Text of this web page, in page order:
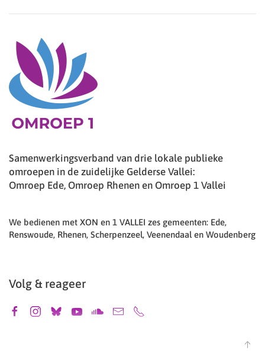
Samenwerkingsverband van drie lokale publieke
omroepen in de zuidelijke Gelderse Vallei:
Omroep Ede, Omroep Rhenen en Omroep 1 Vallei
We bedienen met XON en 1 VALLEI zes gemeenten: Ede,
Renswoude, Rhenen, Scherpenzeel, Veenendaal en Woudenberg
Volg & reageer